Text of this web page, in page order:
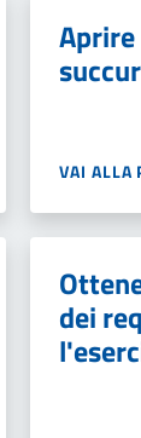
VAI ALLA
dei